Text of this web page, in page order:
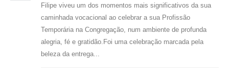
Filipe viveu um dos momentos mais significativos da sua
caminhada vocacional ao celebrar a sua Profissão
Temporária na Congregação, num ambiente de profunda
alegria, fé e gratidão.Foi uma celebração marcada pela
beleza da entrega...